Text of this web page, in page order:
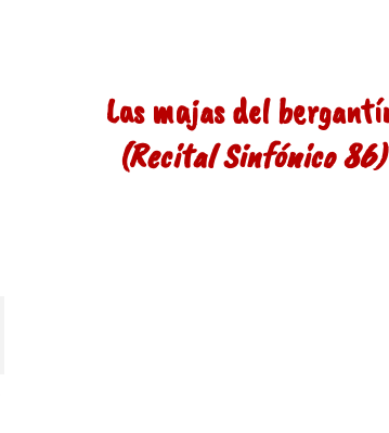
Las majas del
(Recital Sinfónico 86)